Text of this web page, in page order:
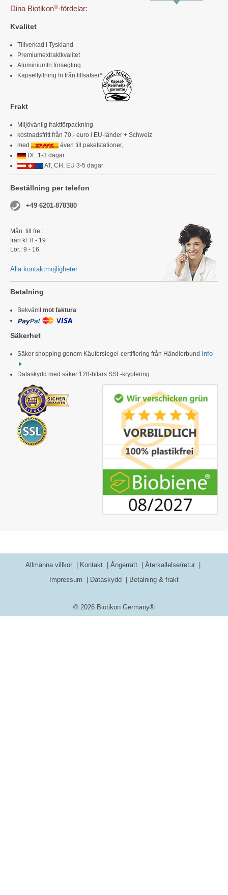
Dina Biotikon®-fördelar:
Kvalitet
Tillverkad i Tyskland
Premiumextraktkvalitet
Aluminiumfri försegling
Kapselfyllning fri från tillsatser*
Frakt
Miljövänlig fraktförpackning
kostnadsfritt från 70,- euro i EU-länder + Schweiz
med
även till paketstationer,
DE 1-3 dagar
AT, CH, EU 3-5 dagar
Beställning per telefon
+49 6201-878380
Mån. till fre.:
från kl. 8 - 19
Lör.: 9 - 16
Alla kontaktmöjligheter
Betalning
Bekvämtmot faktura
Säkerhet
Säker shopping genom Käufersiegel-certifiering från Händlerbund Info
Dataskydd med säker 128-bitars SSL-kryptering
© 2026 Biotikon Germany®
Allmänna villkor Kontakt Ångerrätt
Återkallelse/retur
Impressum
Dataskydd Betalning & frakt